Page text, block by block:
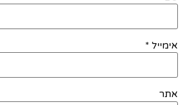
אימייל *
אתר